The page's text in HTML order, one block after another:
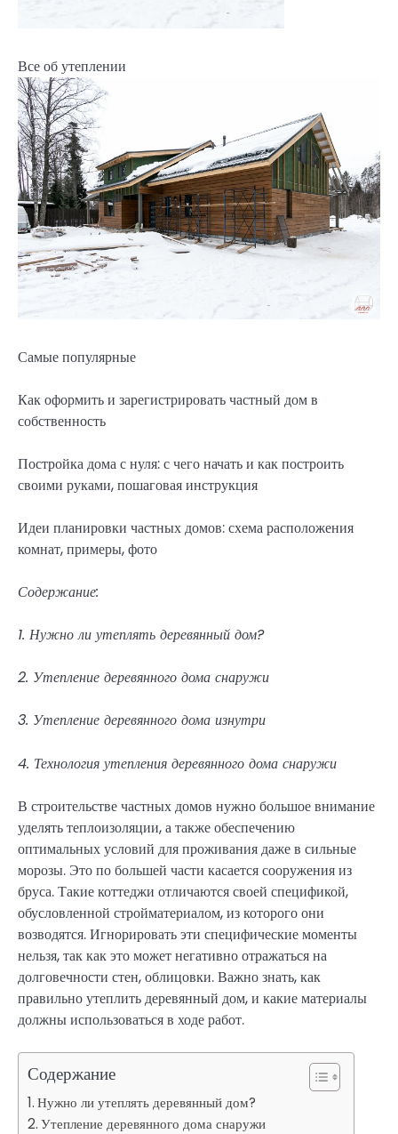
Все об утеплении
Самые популярные
Как оформить и зарегистрировать частный дом в
собственность
Постройка дома с нуля: с чего начать и как построить
своими руками, пошаговая инструкция
Идеи планировки частных домов: схема расположения
комнат, примеры, фото
Содержание:
1. Нужно ли утеплять деревянный дом?
2. Утепление деревянного дома снаружи
3. Утепление деревянного дома изнутри
4. Технология утепления деревянного дома снаружи
В строительстве частных домов нужно большое внимание
уделять теплоизоляции, а также обеспечению
оптимальных условий для проживания даже в сильные
морозы. Это по большей части касается сооружения из
бруса. Такие коттеджи отличаются своей спецификой,
обусловленной стройматериалом, из которого они
возводятся. Игнорировать эти специфические моменты
нельзя, так как это может негативно отражаться на
долговечности стен, облицовки. Важно знать, как
правильно утеплить деревянный дом, и какие материалы
должны использоваться в ходе работ.
Содержание
Нужно ли утеплять деревянный дом?
Утепление деревянного дома снаружи